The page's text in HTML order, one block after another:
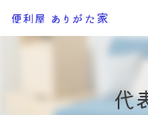
代